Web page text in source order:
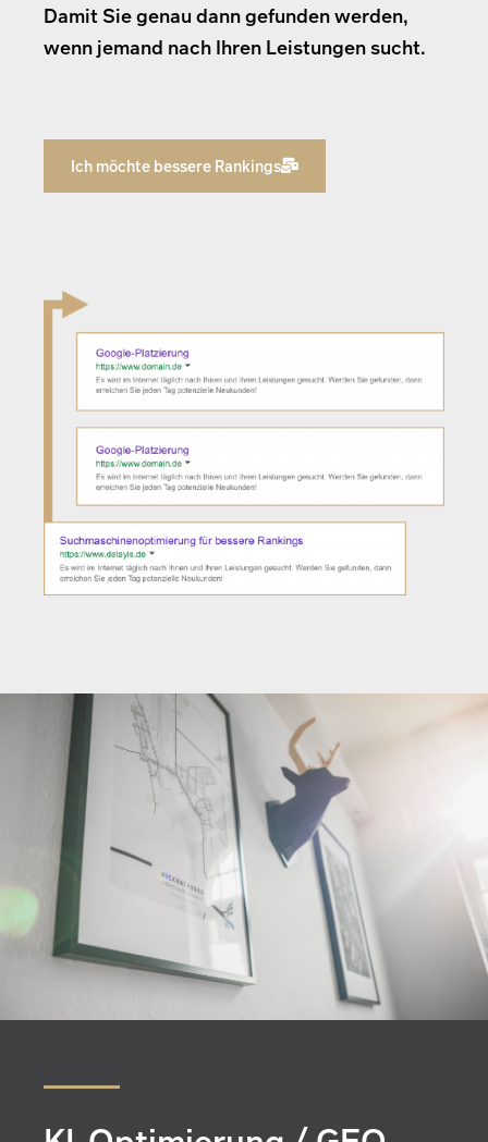
Damit Sie genau dann gefunden werden,
wenn jemand nach Ihren Leistungen sucht.
Ich möchte bessere Rankings